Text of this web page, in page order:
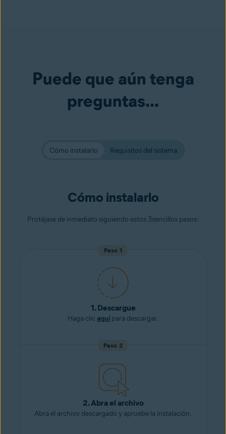
Puede que aún tenga
preguntas...
Cómo instalarlo Requisitos del sistema
Cómo instalarlo
Protéjase de inmediato siguiendo estos 3sencillos pasos:
Paso 1
1. Descargue
Haga clic aquípara descargar.
Paso 2
2. Abra el archivo
Abra el archivo descargado y apruebe la instalación.